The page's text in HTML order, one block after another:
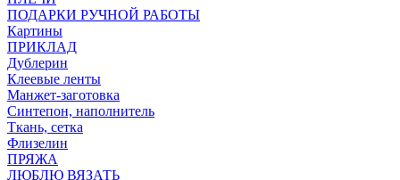
ПОДАРКИ РУЧНОЙ РАБОТЫ
Картины
ПРИКЛАД
Дублерин
Клеевые ленты
Манжет-заготовка
Синтепон, наполнитель
Ткань, сетка
Флизелин
ПРЯЖА
ЛЮБЛЮ ВЯЗАТЬ